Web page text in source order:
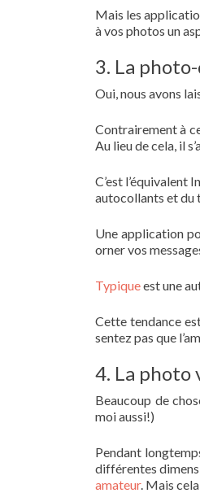
Mais les
à vos photos un
3. La
Oui, nous avons
Contrairement à
Au lieu de cela, il
C’est l’équivalent
autocollants et du
Une application
orner vos
Typiqueest une
Cette tendance
sentez pas que
4. La photo
Beaucoup de
moi aussi!)
Pendant
différentes
amateur. Mais